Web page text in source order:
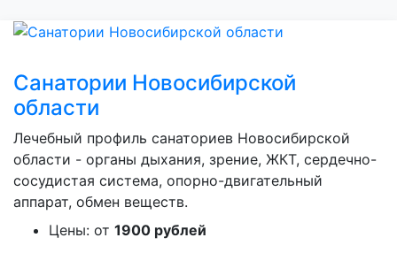
Санатории Новосибирской
области
Лечебный профиль санаториев Новосибирской
области - органы дыхания, зрение, ЖКТ, сердечно-
сосудистая система, опорно-двигательный
аппарат, обмен веществ.
Цены: от 1900 рублей